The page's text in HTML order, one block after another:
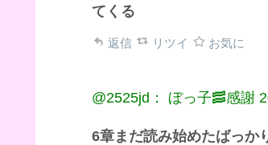
てくる
返信 リツイ お気に
@2525jd： ぼっ子🥓感謝
6章まだ読み始めたばっか